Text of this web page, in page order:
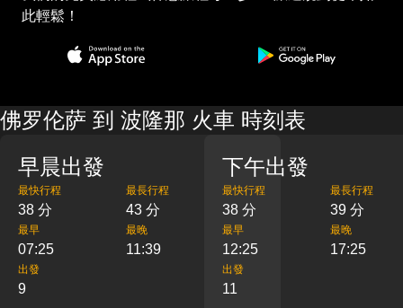
此輕鬆！
佛罗伦萨 到 波隆那 火車 時刻表
早晨出發
最快行程
38 分
最長行程
43 分
最早
07:25
最晚
11:39
出發
9
下午出發
最快行程
38 分
最長行程
39 分
最早
12:25
最晚
17:25
出發
11